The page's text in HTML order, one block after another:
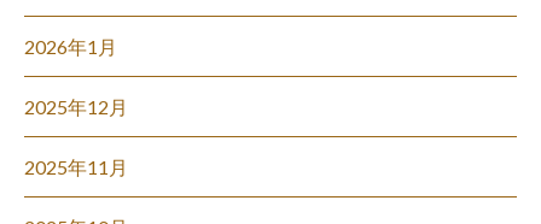
2026年1月
2025年12月
2025年11月